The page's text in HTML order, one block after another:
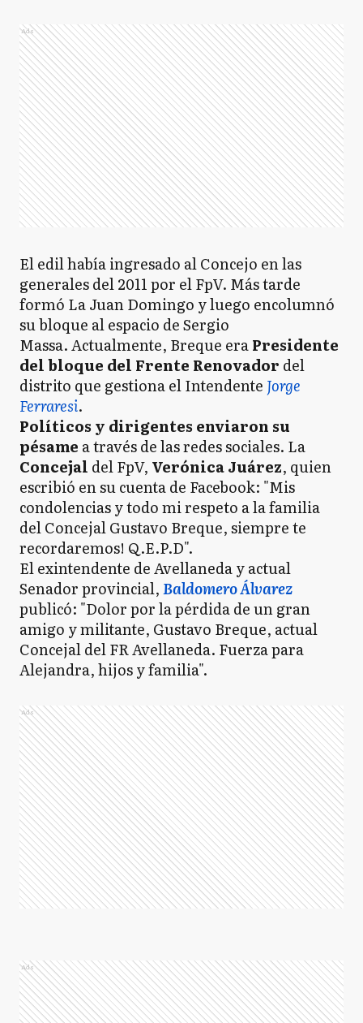
Ads
El edil había ingresado al Concejo en las
generales del 2011 por el FpV. Más tarde
formó La Juan Domingo y luego encolumnó
su bloque al espacio de Sergio
Massa. Actualmente, Breque eraPresidente
del bloque del Frente Renovador del
distrito que gestiona el Intendente Jorge
Ferraresi.
Políticos y dirigentes enviaron su
pésame a través de las redes sociales. La
Concejal del FpV, Verónica Juárez, quien
escribió en su cuenta de Facebook: "Mis
condolencias y todo mi respeto a la familia
del Concejal Gustavo Breque, siempre te
recordaremos! Q.E.P.D".
El exintendente de Avellaneda y actual
Senador provincial,Baldomero Álvarez
publicó: "Dolor por la pérdida de un gran
amigo y militante, Gustavo Breque, actual
Concejal del FR Avellaneda. Fuerza para
Alejandra, hijos y familia".
Ads
Ads